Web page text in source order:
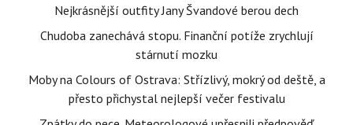
Nejkrásnější outfity Jany Švandové berou dech
Chudoba zanechává stopu. Finanční potíže zrychlují
stárnutí mozku
Moby na Colours of Ostrava: Střízlivý, mokrý od deště, a
přesto přichystal nejlepší večer festivalu